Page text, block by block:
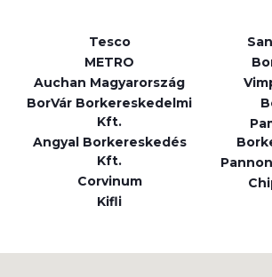
Tesco
METRO
Auchan Magyarország
BorVár Borkereskedelmi
Kft.
Angyal Borkereskedés
Kft.
Corvinum
Kifli